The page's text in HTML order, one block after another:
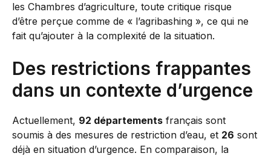
les Chambres d’agriculture, toute critique risque
d’être perçue comme de « l’agribashing », ce qui ne
fait qu’ajouter à la complexité de la situation.
Des restrictions frappantes
dans un contexte d’urgence
Actuellement, 92 départements français sont
soumis à des mesures de restriction d’eau, et 26 sont
déjà en situation d’urgence. En comparaison, la